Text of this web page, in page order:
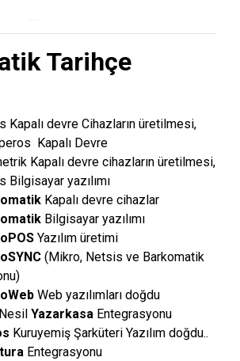
Tarihçe
Kapalı devre Cihazların üretilmesi,
Kapalı Devre
Kapalı devre cihazların üretilmesi,
Bilgisayar yazılımı
Kapalı devre cihazlar
Bilgisayar yazılımı
Yazılım üretimi
(Mikro, Netsis ve Barkomatik
Web yazılımları doğdu
Yazarkasa Entegrasyonu
Kuruyemiş Şarküteri Yazılım doğdu..
Entegrasyonu